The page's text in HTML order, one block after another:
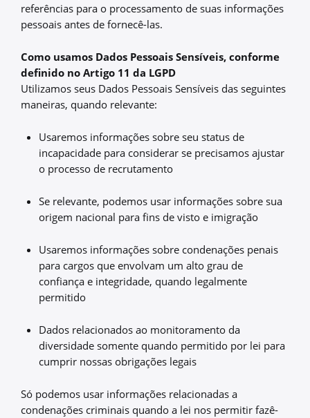
referências para o processamento de suas informações
pessoais antes de fornecê-las.
Como usamos Dados Pessoais Sensíveis, conforme
definido no Artigo 11 da LGPD
Utilizamos seus Dados Pessoais Sensíveis das seguintes
maneiras, quando relevante:
Usaremos informações sobre seu status de
incapacidade para considerar se precisamos ajustar
o processo de recrutamento
Se relevante, podemos usar informações sobre sua
origem nacional para fins de visto e imigração
Usaremos informações sobre condenações penais
para cargos que envolvam um alto grau de
confiança e integridade, quando legalmente
permitido
Dados relacionados ao monitoramento da
diversidade somente quando permitido por lei para
cumprir nossas obrigações legais
Só podemos usar informações relacionadas a
condenações criminais quando a lei nos permitir fazê-